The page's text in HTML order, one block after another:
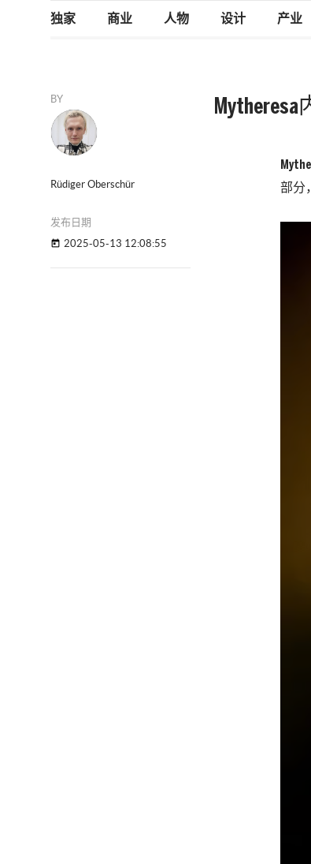
独家 商业 人物 设计 产业
BY
Rüdiger Oberschür
发布日期
today 2025-05-13 12:08:55
部分